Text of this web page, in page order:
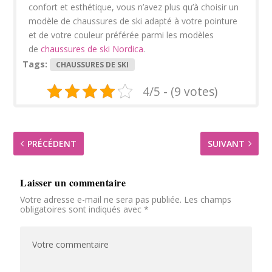
confort et esthétique, vous n’avez plus qu’à choisir un
modèle de chaussures de ski adapté à votre pointure
et de votre couleur préférée parmi les modèles
de chaussures de ski Nordica.
Tags:
CHAUSSURES DE SKI
4/5 - (9 votes)
PRÉCÉDENT SUIVANT
Laisser un commentaire
Votre adresse e-mail ne sera pas publiée. Les champs
obligatoires sont indiqués avec*